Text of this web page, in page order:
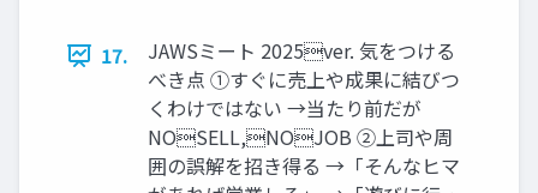
17.
JAWSミート 2025ver. 気をつける
べき点 ①すぐに売上や成果に結びつ
くわけではない →当たり前だが
NOSELL,NOJOB ②上司や周
囲の誤解を招き得る →「そんなヒマ